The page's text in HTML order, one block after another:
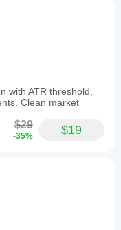
with ATR threshold,
Clean market
$29
-35% $19